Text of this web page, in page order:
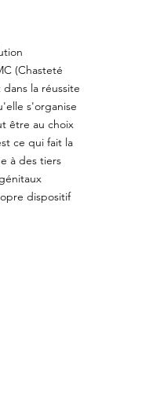
(Chasteté
la réussite
s'organise
être au choix
ce qui fait la
à des tiers
dispositif